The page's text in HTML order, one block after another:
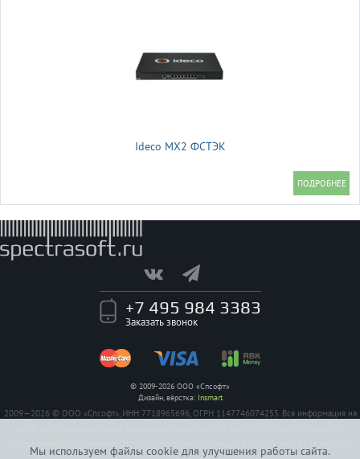
Мы используем файлы cookie для улучшения работы сайта.
Ideco MX2 ФСТЭК
+7 495 984 3383
Заказать звонок
© 2009-2026 ООО «Спсофт»
Дизайн, вёрстка: Insmart
2009—2026 © ООО «Спсофт», ИНН 7718965696, ОГРН 1147746074255. Вся информация на
определяемой положением Статьи 437 Гражданского кодекса Российской Федерации. На